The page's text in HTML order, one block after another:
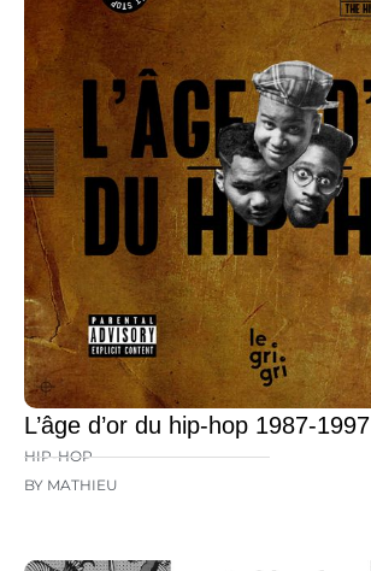
L’âge d’or du hip-hop 1987-1997
HIP-HOP
BY MATHIEU